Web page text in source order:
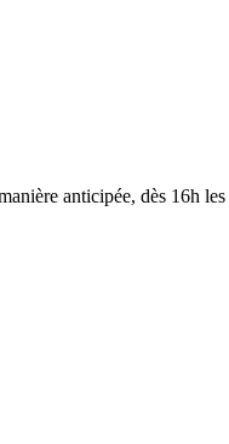
anticipée, dès 16h